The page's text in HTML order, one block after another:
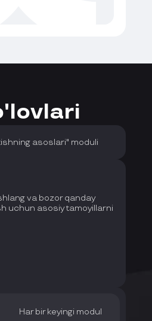
asoslari" moduli
va bozor qanday
uchun asosiy tamoyillarni
Har bir keyingi modul